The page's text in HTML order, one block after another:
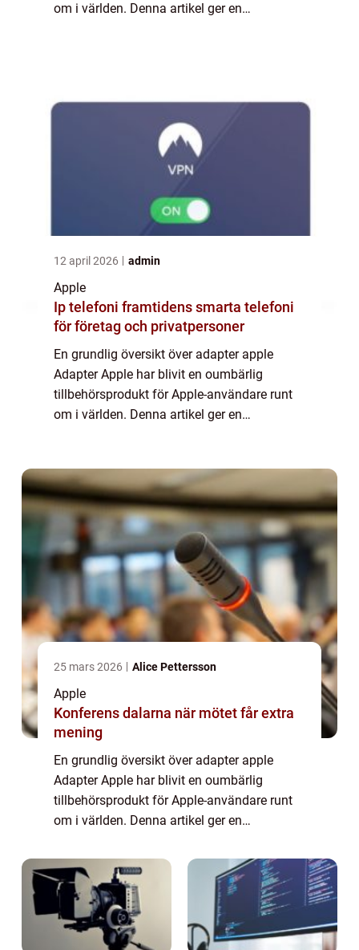
om i världen. Denna artikel ger en
12 april 2026 admin
Apple
Ip telefoni framtidens smarta telefoni
för företag och privatpersoner
En grundlig översikt över adapter apple
Adapter Apple har blivit en oumbärlig
tillbehörsprodukt för Apple-användare runt
om i världen. Denna artikel ger en
tillgäng...
25 mars 2026 Alice Pettersson
Apple
Konferens dalarna när mötet får extra
mening
En grundlig översikt över adapter apple
Adapter Apple har blivit en oumbärlig
tillbehörsprodukt för Apple-användare runt
om i världen. Denna artikel ger en
inklusive vad det är, vilka typer som finns
tillgäng...